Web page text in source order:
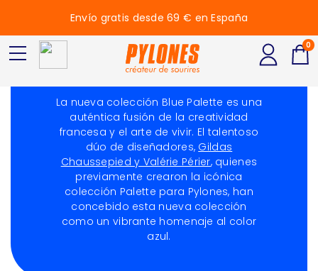
Blue Palette
La nueva colección Blue Palette es una
auténtica fusión de la creatividad
francesa y el arte de vivir. El talentoso
dúo de diseñadores, Gildas
Chaussepied y Valérie Périer, quienes
previamente crearon la icónica
colección Palette para Pylones, han
concebido esta nueva colección
como un vibrante homenaje al color
azul.
Envío gratis desde 69 € en España
0